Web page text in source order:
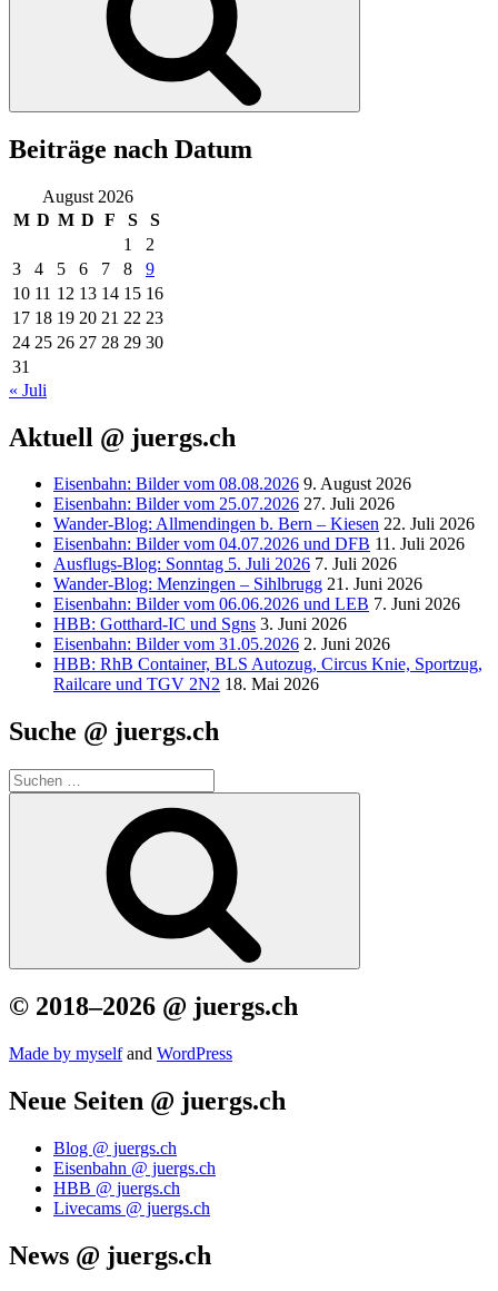
Beiträge nach Datum
August 2026
M D M D F S
S
1
2
3
4 5 6 7 8
9
10 11 12 13 14 15 16
17 18 19 20 21 22 23
24 25 26 27 28 29 30
31
« Juli
Aktuell @ juergs.ch
Eisenbahn: Bilder vom 08.08.2026 9. August 2026
Eisenbahn: Bilder vom 25.07.2026 27. Juli 2026
Wander-Blog: Allmendingen b. Bern – Kiesen 22. Juli 2026
Eisenbahn: Bilder vom 04.07.2026 und DFB 11. Juli 2026
Ausflugs-Blog: Sonntag 5. Juli 2026 7. Juli 2026
Wander-Blog: Menzingen – Sihlbrugg 21. Juni 2026
Eisenbahn: Bilder vom 06.06.2026 und LEB 7. Juni 2026
HBB: Gotthard-IC und Sgns 3. Juni 2026
Eisenbahn: Bilder vom 31.05.2026 2. Juni 2026
HBB: RhB Container, BLS Autozug, Circus Knie, Sportzug,
Railcare und TGV 2N2 18. Mai 2026
Suche @ juergs.ch
Suchen
nach:
© 2018–2026 @ juergs.ch
Made by mys­elfand Word­Press
Neue Seiten @ juergs.ch
Blog @ juergs.ch
Eisenbahn @ juergs.ch
HBB @ juergs.ch
Livecams @ juergs.ch
News @ juergs.ch